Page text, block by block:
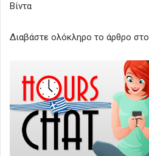
Βίντα
Διαβάστε ολόκληρο το άρθρο στο